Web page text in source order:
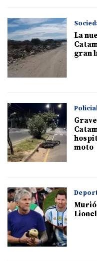
La
gran
moto
Murió